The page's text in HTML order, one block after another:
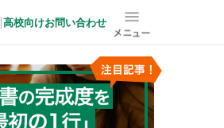
高校向けお問い合わせ メニュー